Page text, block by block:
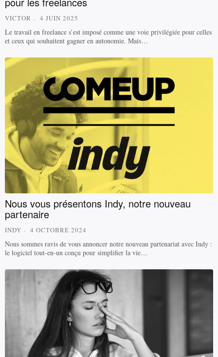
VICTOR 4 JUIN 2025
Le travail en freelance s’est imposé comme une voie privilégiée pour celles
et ceux qui souhaitent gagner en autonomie. Mais…
Nous vous présentons Indy, notre nouveau
partenaire
INDY 4 OCTOBRE 2024
Nous sommes ravis de vous annoncer notre nouveau partenariat avec Indy :
le logiciel tout-en-un conçu pour simplifier la vie…